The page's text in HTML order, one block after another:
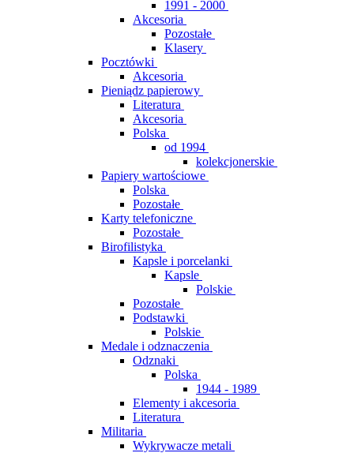
1991 - 2000
Akcesoria
Pozostałe
Klasery
Pocztówki
Akcesoria
Pieniądz papierowy
Literatura
Akcesoria
Polska
od 1994
kolekcjonerskie
Papiery wartościowe
Polska
Pozostałe
Karty telefoniczne
Pozostałe
Birofilistyka
Kapsle i porcelanki
Kapsle
Polskie
Pozostałe
Podstawki
Polskie
Medale i odznaczenia
Odznaki
Polska
1944 - 1989
Elementy i akcesoria
Literatura
Militaria
Wykrywacze metali